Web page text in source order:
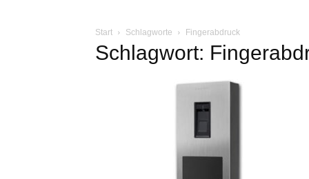
Start Schlagworte Fingerabdruck
Schlagwort: